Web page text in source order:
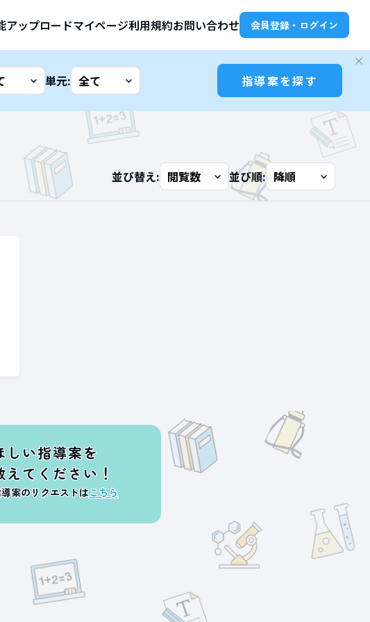
アップロードマイページ利用規約お問い合わせ 会員登録・ログイン
単元: 指導案を探す
並び替え: 並び順:
しい指導案を
えてください！
案のリクエストはこちら